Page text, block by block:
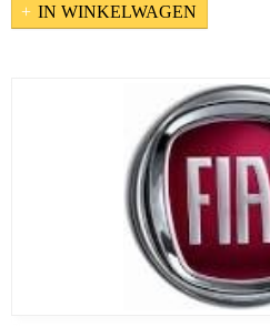
IN WINKELWAGEN